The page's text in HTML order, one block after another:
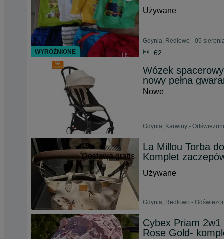
Używane
Gdynia, Redłowo - 05
62
Wózek
nowy pełna
Nowe
Gdynia, Karwiny -
Dostawa gratis
La Millou Torba
Komplet
Używane
Gdynia, Redłowo -
Cybex Priam
Rose Gold-
WYRÓŻNIONE